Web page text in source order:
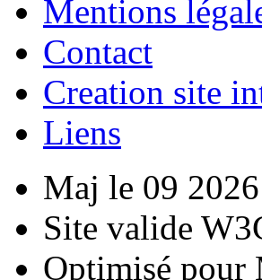
Mentions
Contact
Creation site
Liens
Maj le 09
Site valide
Optimisé